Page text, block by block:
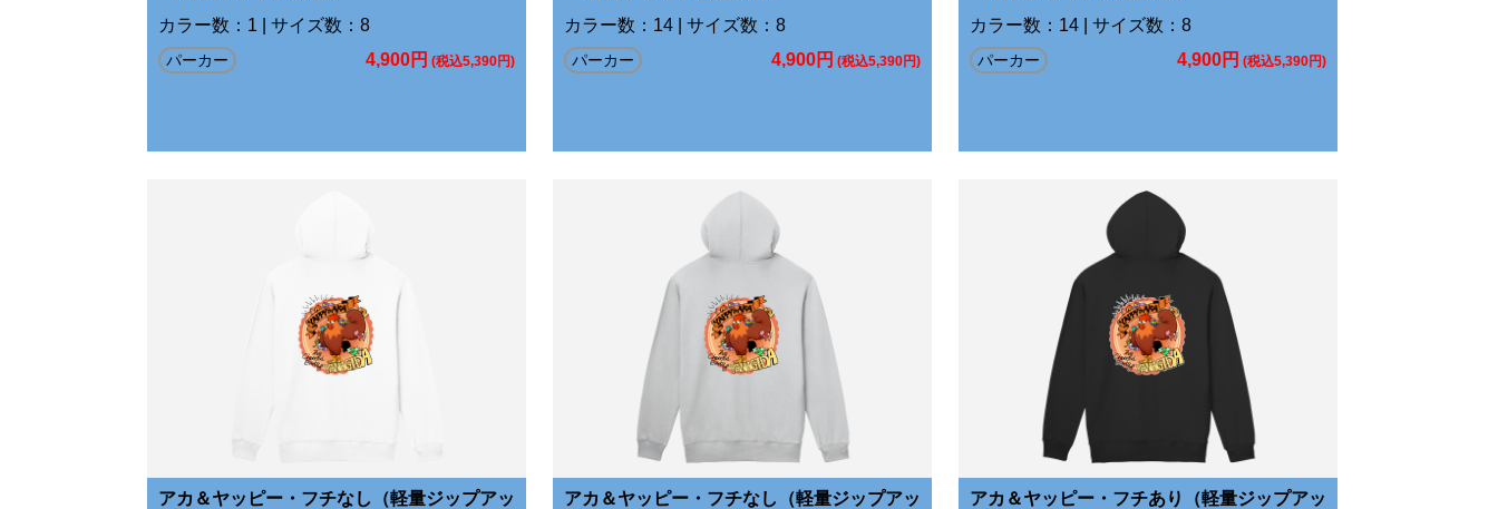
カラー数：1 | サイズ数：8
パーカー 4,900円 (税込5,390円)
カラー数：14 | サイズ数：8
パーカー 4,900円 (税込5,390円)
カラー数：14 | サイズ数：8
パーカー 4,900円 (税込5,390円)
アカ＆ヤッピー・フチなし（軽量ジップアッ
アカ＆ヤッピー・フチなし（軽量ジップアッ
アカ＆ヤッピー・フチあり（軽量ジップアッ